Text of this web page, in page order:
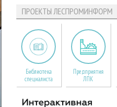
ПРОЕКТЫ ЛЕСПРОМИНФОРМ
Библиотека
специалиста
Предприятия
ЛПК